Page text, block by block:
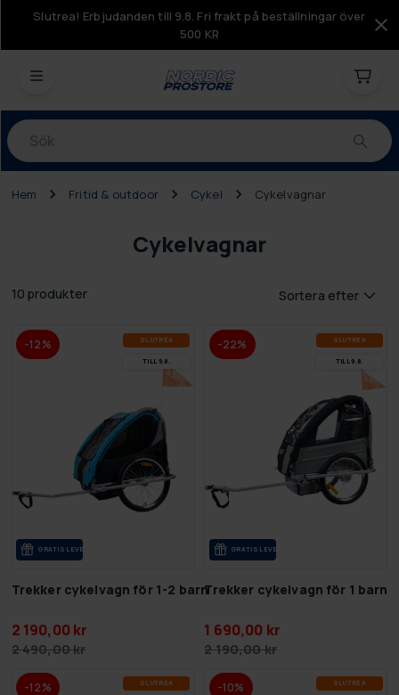
Slutrea! Erbjudanden till 9.8. Fri frakt på beställningar över
500 KR
Produkter
Hem Fritid & outdoor Cykel Cykelvagnar
Cykelvagnar
10 produkter Sortera efter
-12% SLUT­REA
TILL 9.8.
GRA­TIS LE­VE­RANS
Trekker cykelvagn för 1-2 barn
2 190,00 kr
2 490,00 kr
-22% SLUT­REA
TILL 9.8.
GRA­TIS LE­VE­RANS
Trekker cykelvagn för 1 barn
1 690,00 kr
2 190,00 kr
-12% SLUT­REA -10% SLUT­REA